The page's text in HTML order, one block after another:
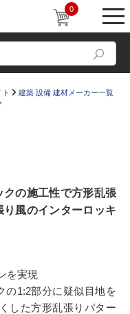
0
ム
建築 設備 建材メーカー一覧
の施工性で方形乱張
風のインターロッキ
を実現
の1:2部分に疑似目地を
した方形乱張りパター